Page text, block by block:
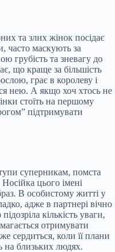
та злих жінок посідає
часто маскують за
грубість та зневагу до
що краще за більшість
грає в королеву і
нею. А якщо хоч хтось не
стоїть на першому
підтримувати
суперникам, помста
цього імені
В особистому житті у
адже в партнері вічно
кількість уваги,
отримувати
сердиться, коли її плани
на близьких людях.